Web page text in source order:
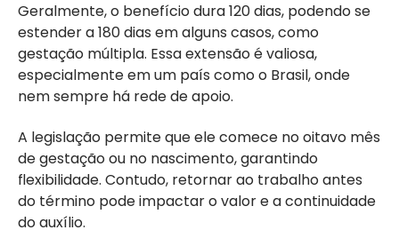
Geralmente, o benefício dura 120 dias, podendo se
estender a 180 dias em alguns casos, como
gestação múltipla. Essa extensão é valiosa,
especialmente em um país como o Brasil, onde
nem sempre há rede de apoio.
A legislação permite que ele comece no oitavo mês
de gestação ou no nascimento, garantindo
flexibilidade. Contudo, retornar ao trabalho antes
do término pode impactar o valor e a continuidade
do auxílio.